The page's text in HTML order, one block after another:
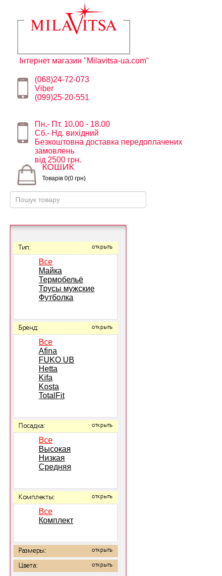
Інтернет магазин "Milavitsa-ua.com"
(068)24-72-073
Viber
(099)25-20-551
Пн.- Пт. 10.00 - 18.00
Сб.- Нд. вихідний
Безкоштовна доставка передоплачених
замовлень
від 2500 грн.
КОШИК
Товарів 0(0 грн)
Тип: открыть
Все
Майка
Термобельё
Трусы мужские
Футболка
Бренд: открыть
Все
Afina
FUKO UB
Hetta
Kifa
Kosta
TotalFit
Посадка: открыть
Все
Высокая
Низкая
Средняя
Комплекты: открыть
Все
Комплект
Размеры: открыть
Цвета: открыть